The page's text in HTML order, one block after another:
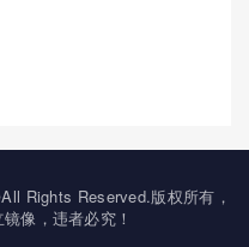
Rights Reserved.版权所有，
像，违者必究！